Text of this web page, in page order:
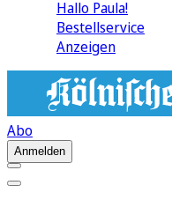
Hallo Paula!
Bestellservice
Anzeigen
Abo
Anmelden